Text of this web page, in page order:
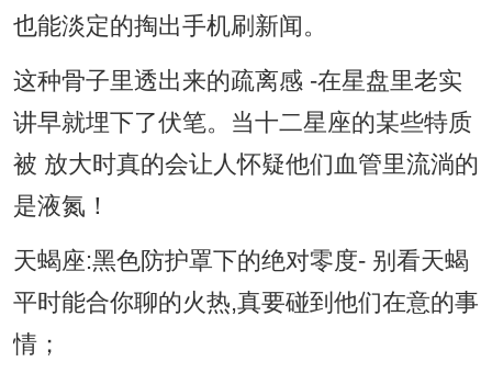
也能淡定的掏出手机刷新闻。
这种骨子里透出来的疏离感 -在星盘里老实
讲早就埋下了伏笔。当十二星座的某些特质
被 放大时真的会让人怀疑他们血管里流淌的
是液氮！
天蝎座:黑色防护罩下的绝对零度- 别看天蝎
平时能合你聊的火热,真要碰到他们在意的事
情；